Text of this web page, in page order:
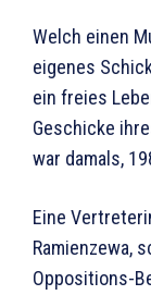
Welch einen
eigenes
ein freies
Geschicke
war damals,
Eine
Ramienzewa,
Oppositions-